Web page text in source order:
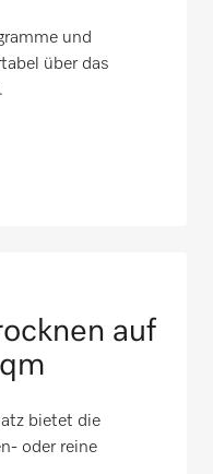
und
über das
auf
bietet die
oder reine